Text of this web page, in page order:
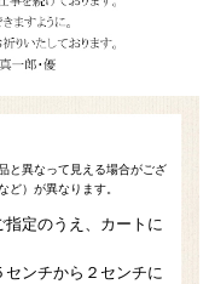
定のうえ、カートに
ンチから２センチに